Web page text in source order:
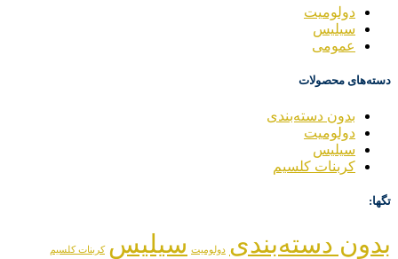
دولومیت
سیلیس
عمومی
دسته‌های محصولات
بدون دسته‌بندی
دولومیت
سیلیس
کربنات کلسیم
تگها:
بدون دسته‌بندی دولومیت سیلیس کربنات کلسیم